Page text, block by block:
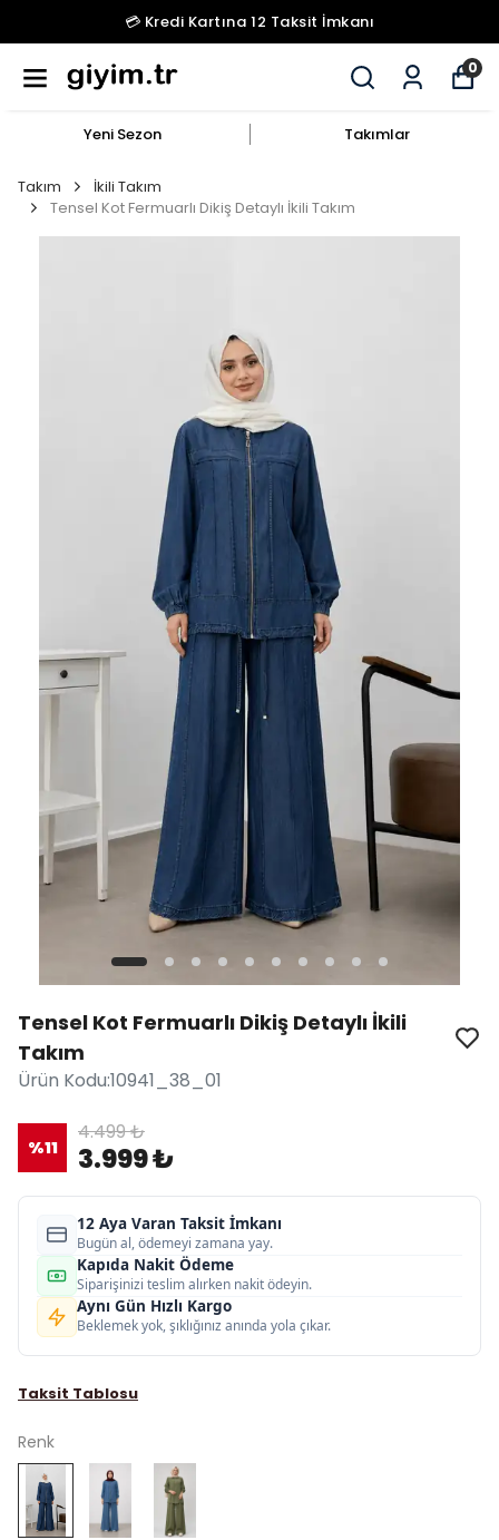
💳 Kredi Kartına 12 Taksit İmkanı
0
Yeni Sezon Takımlar
Takım
İkili Takım
Tensel Kot Fermuarlı Dikiş Detaylı İkili Takım
Tensel Kot Fermuarlı Dikiş Detaylı İkili
Takım
Ürün Kodu:10941_38_01
%11
4.499 ₺
3.999 ₺
12 Aya Varan Taksit İmkanı
Bugün al, ödemeyi zamana yay.
Kapıda Nakit Ödeme
Siparişinizi teslim alırken nakit ödeyin.
Aynı Gün Hızlı Kargo
Beklemek yok, şıklığınız anında yola çıkar.
Taksit Tablosu
Renk